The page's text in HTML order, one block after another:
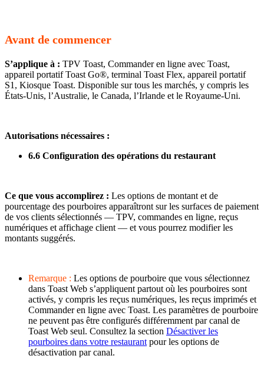
Avant de commencer
S’applique à : TPV Toast, Commander en ligne avec Toast,
appareil portatif Toast Go®, terminal Toast Flex, appareil portatif
S1, Kiosque Toast. Disponible sur tous les marchés, y compris les
États-Unis, l’Australie, le Canada, l’Irlande et le Royaume-Uni.
Autorisations nécessaires :
6.6 Configuration des opérations du restaurant
Ce que vous accomplirez : Les options de montant et de
pourcentage des pourboires apparaîtront sur les surfaces de paiement
de vos clients sélectionnés — TPV, commandes en ligne, reçus
numériques et affichage client — et vous pourrez modifier les
montants suggérés.
Remarque : Les options de pourboire que vous sélectionnez
dans Toast Web s’appliquent partout où les pourboires sont
activés, y compris les reçus numériques, les reçus imprimés et
Commander en ligne avec Toast. Les paramètres de pourboire
ne peuvent pas être configurés différemment par canal de
Toast Web seul. Consultez la section Désactiver les
pourboires dans votre restaurant pour les options de
désactivation par canal.